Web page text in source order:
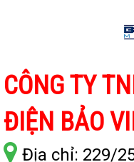
CÔNG TY
ĐIỆN BẢO
Địa chỉ: 229/